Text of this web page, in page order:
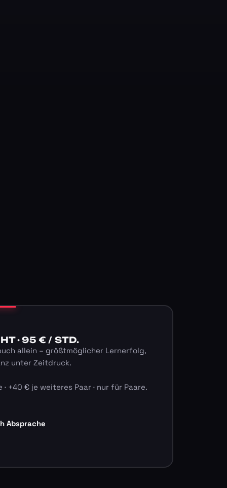
· 95 € / STD.
allein – größtmöglicher Lernerfolg,
unter Zeitdruck.
+40 € je weiteres Paar · nur für Paare.
Absprache